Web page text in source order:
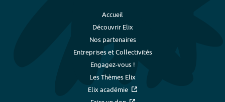
Accueil
Découvrir Elix
Nos partenaires
Entreprises et Collectivités
Engagez-vous !
Les Thèmes Elix
Elix académie